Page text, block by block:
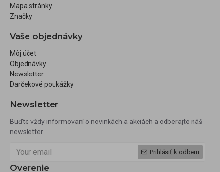
Mapa stránky
Značky
Vaše objednávky
Môj účet
Objednávky
Newsletter
Darčekové poukážky
Newsletter
Buďte vždy informovaní o novinkách a akciách a odberajte náš
newsletter
Prihlásiť k odberu
Overenie